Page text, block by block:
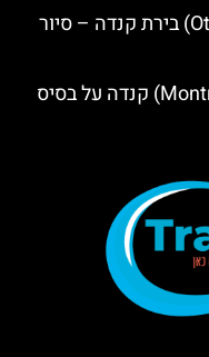
סיורים חינמיים באוטוואה (Ottawa) בירת קנדה – סיור
סיורים חינמיים במונטריאול (Montreal) קנדה על בסיס